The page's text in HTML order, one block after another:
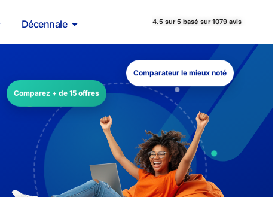
Décennale 4.5 sur 5 basé sur 1079 avis
Comparez + de 15 offres
Comparateur le mieux noté